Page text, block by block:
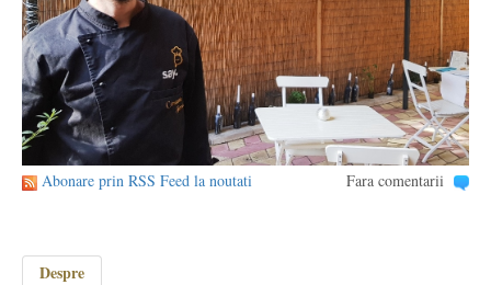
Abonare prin RSS Feed la noutati Fara comentarii
Despre